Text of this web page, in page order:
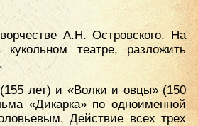
А.Н. Островского. На
театре, разложить
лет) и «Волки и овцы» (150
«Дикарка» по одноименной
Действие всех трех